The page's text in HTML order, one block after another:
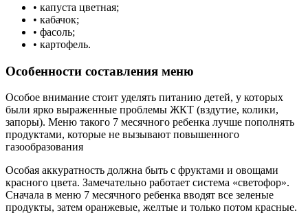
• капуста цветная;
• кабачок;
• фасоль;
• картофель.
Особенности составления меню
Особое внимание стоит уделять питанию детей, у которых
были ярко выраженные проблемы ЖКТ (вздутие, колики,
запоры). Меню такого 7 месячного ребенка лучше пополнять
продуктами, которые не вызывают повышенного
газообразования
Особая аккуратность должна быть с фруктами и овощами
красного цвета. Замечательно работает система «светофор».
Сначала в меню 7 месячного ребенка вводят все зеленые
продукты, затем оранжевые, желтые и только потом красные.